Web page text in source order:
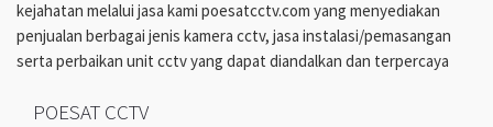
kejahatan melalui jasa kami poesatcctv.com yang menyediakan
penjualan berbagai jenis kamera cctv, jasa instalasi/pemasangan
serta perbaikan unit cctv yang dapat diandalkan dan terpercaya
POESAT CCTV